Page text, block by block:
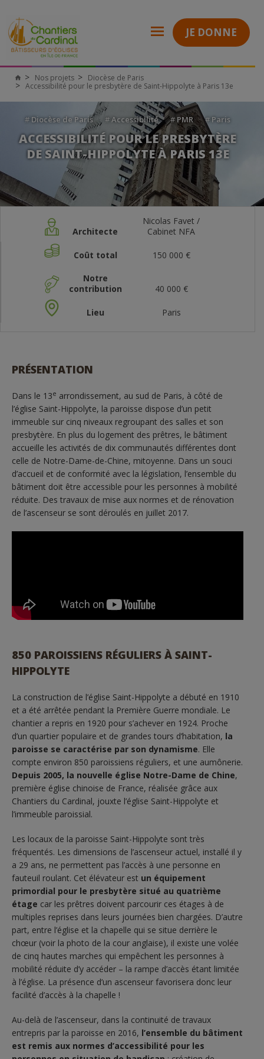
JE DONNE
Nos projets
Diocèse de Paris
Accessibilité pour le presbytère de Saint-Hippolyte à Paris 13e
# Diocèse de Paris #Accessibilité # PMR #Paris
ACCESSIBILITÉ POUR LE PRESBYTÈRE
DE SAINT-HIPPOLYTE À PARIS 13E
Architecte
Nicolas Favet /
Cabinet NFA
Coût total 150 000 €
Notre
contribution
40 000 €
Lieu Paris
PRÉSENTATION
Dans le 13e arrondissement, au sud de Paris, à côté de
l’église Saint-Hippolyte, la paroisse dispose d’un petit
immeuble sur cinq niveaux regroupant des salles et son
presbytère. En plus du logement des prêtres, le bâtiment
accueille les activités de dix communautés différentes dont
celle de Notre-Dame-de-Chine, mitoyenne. Dans un souci
d’accueil et de conformité avec la législation, l’ensemble du
bâtiment doit être accessible pour les personnes à mobilité
réduite. Des travaux de mise aux normes et de rénovation
de l’ascenseur se sont déroulés en juillet 2017.
850 PAROISSIENS RÉGULIERS À SAINT-
HIPPOLYTE
La construction de l’église Saint-Hippolyte a débuté en 1910
et a été arrêtée pendant la Première Guerre mondiale. Le
chantier a repris en 1920 pour s’achever en 1924. Proche
d’un quartier populaire et de grandes tours d’habitation, la
paroisse se caractérise par son dynamisme. Elle
compte environ 850 paroissiens réguliers, et une aumônerie.
Depuis 2005, la nouvelle église Notre-Dame de Chine,
première église chinoise de France, réalisée grâce aux
Chantiers du Cardinal, jouxte l’église Saint-Hippolyte et
l’immeuble paroissial.
Les locaux de la paroisse Saint-Hippolyte sont très
fréquentés. Les dimensions de l’ascenseur actuel, installé il y
a 29 ans, ne permettent pas l’accès à une personne en
fauteuil roulant. Cet élévateur est un équipement
primordial pour le presbytère situé au quatrième
étage car les prêtres doivent parcourir ces étages à de
multiples reprises dans leurs journées bien chargées. D’autre
part, entre l’église et la chapelle qui se situe derrière le
chœur (voir la photo de la cour anglaise), il existe une volée
de cinq hautes marches qui empêchent les personnes à
mobilité réduite d’y accéder – la rampe d’accès étant limitée
à l’église. La présence d’un ascenseur favorisera donc leur
facilité d’accès à la chapelle !
Au-delà de l’ascenseur, dans la continuité de travaux
entrepris par la paroisse en 2016, l’ensemble du bâtiment
est remis aux normes d’accessibilité pour les